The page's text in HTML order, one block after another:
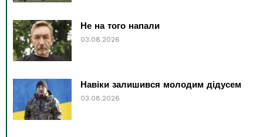
Не на того напали
03.08.2026
Навіки залишився молодим дідусем
03.08.2026